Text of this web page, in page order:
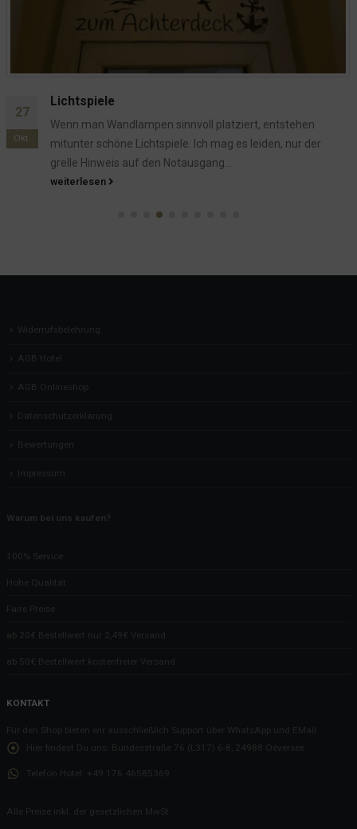
entstehen
leiden, nur der
Juli
Unsere "neue" Terrasse erfreut sich
Dach ist dicht und lässt im Falle eines
Sonneneinfalls auch genug...
Widerrufsbelehrung
AGB Hotel
AGB Onlineshop
Datenschutzerklärung
Bewertungen
Impressum
Warum bei uns kaufen?
100% Service
Hohe Qualität
Faire Preise
ab 20€ Bestellwert nur 2,49€ Versand
ab 50€ Bestellwert kostenfreier Versand
KONTAKT
Für den Shop bieten wir ausschließlich Support über WhatsApp und EMail
Hier findest Du uns:
Bundesstraße 76 (L317) 6-8, 24988 Oeversee
Telefon Hotel: +49 176 46585369
Alle Preise inkl. der gesetzlichen MwSt.